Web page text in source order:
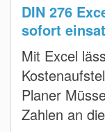
DIN 276
sofort
Mit Excel
Planer
Zahlen an